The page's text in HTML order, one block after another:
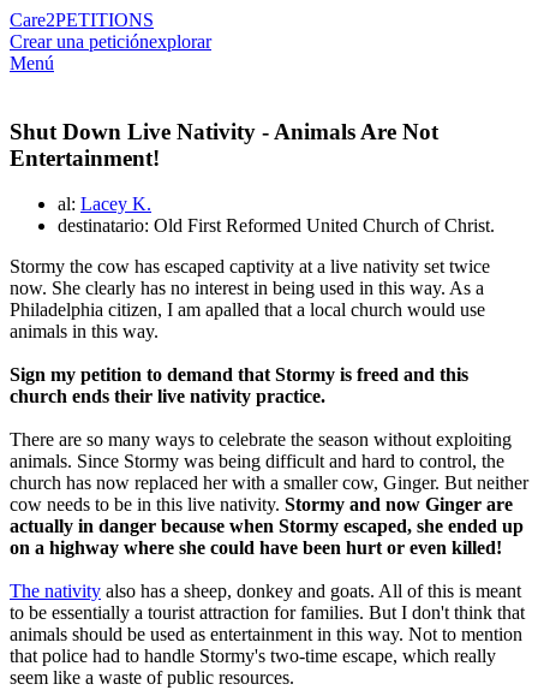
Care2PETITIONS
Crear una peticiónexplorar
Menú
Shut Down Live Nativity - Animals Are Not
Entertainment!
al: Lacey K.
destinatario: Old First Reformed United Church of Christ.
Stormy the cow has escaped captivity at a live nativity set twice
now. She clearly has no interest in being used in this way. As a
Philadelphia citizen, I am apalled that a local church would use
animals in this way.
Sign my petition to demand that Stormy is freed and this
church ends their live nativity practice.
There are so many ways to celebrate the season without exploiting
animals. Since Stormy was being difficult and hard to control, the
church has now replaced her with a smaller cow, Ginger. But neither
cow needs to be in this live nativity. Stormy and now Ginger are
actually in danger because when Stormy escaped, she ended up
on a highway where she could have been hurt or even killed!
The nativity also has a sheep, donkey and goats. All of this is meant
to be essentially a tourist attraction for families. But I don't think that
animals should be used as entertainment in this way. Not to mention
that police had to handle Stormy's two-time escape, which really
seem like a waste of public resources.